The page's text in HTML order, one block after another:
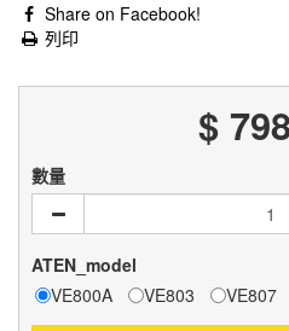
Share on Facebook!
列印
$
數量
ATEN_model
VE800A
VE803 VE807